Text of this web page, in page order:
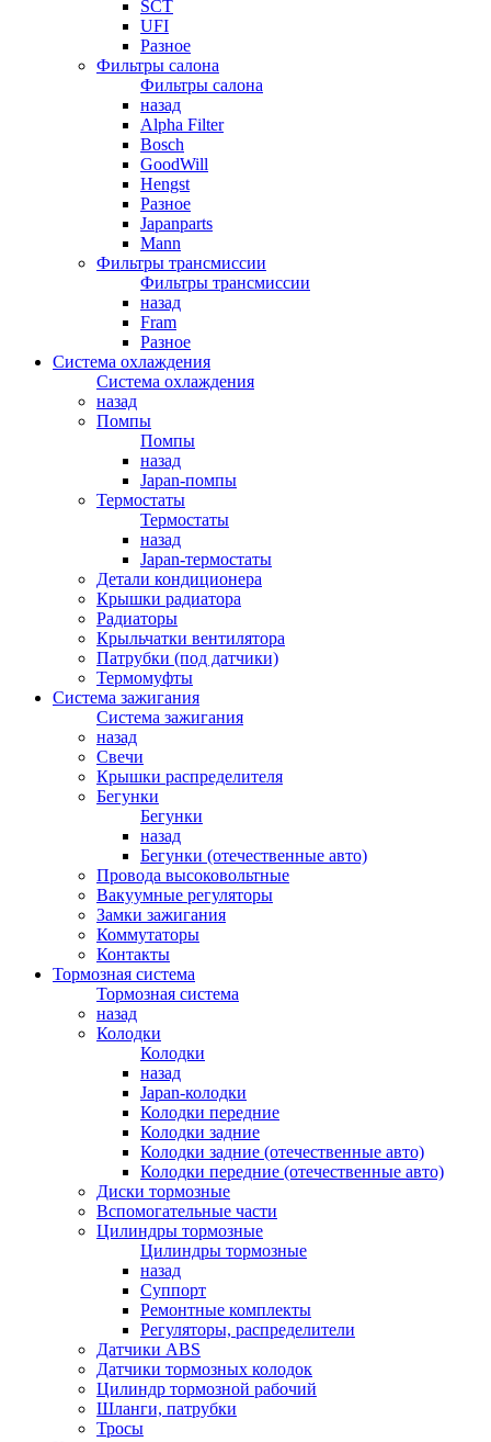
SCT
UFI
Разное
Фильтры салона
Фильтры салона
назад
Alpha Filter
Bosch
GoodWill
Hengst
Разное
Japanparts
Mann
Фильтры трансмиссии
Фильтры трансмиссии
назад
Fram
Разное
Система охлаждения
Система охлаждения
назад
Помпы
Помпы
назад
Japan-помпы
Термостаты
Термостаты
назад
Japan-термостаты
Детали кондиционера
Крышки радиатора
Радиаторы
Крыльчатки вентилятора
Патрубки (под датчики)
Термомуфты
Система зажигания
Система зажигания
назад
Свечи
Крышки распределителя
Бегунки
Бегунки
назад
Бегунки (отечественные авто)
Провода высоковольтные
Вакуумные регуляторы
Замки зажигания
Коммутаторы
Контакты
Тормозная система
Тормозная система
назад
Колодки
Колодки
назад
Japan-колодки
Колодки передние
Колодки задние
Колодки задние (отечественные авто)
Колодки передние (отечественные авто)
Диски тормозные
Вспомогательные части
Цилиндры тормозные
Цилиндры тормозные
назад
Суппорт
Ремонтные комплекты
Регуляторы, распределители
Датчики ABS
Датчики тормозных колодок
Цилиндр тормозной рабочий
Шланги, патрубки
Тросы